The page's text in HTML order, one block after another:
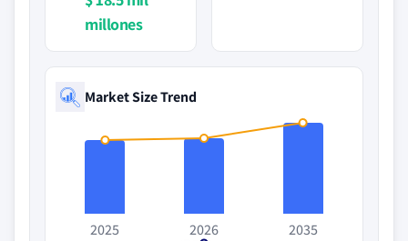
millones
Market Size Trend
2025
2026
2035